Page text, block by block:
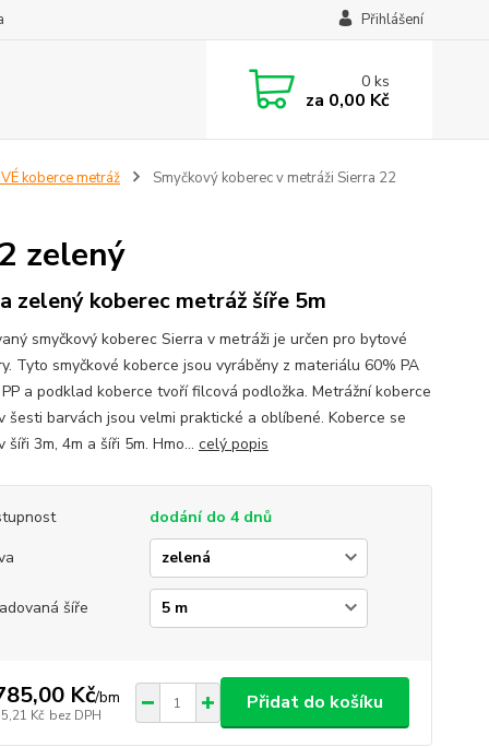
Přihlášení
0ks
za 0,00 Kč
koberce metráž Smyčkový koberec v metráži Sierra 22
zelený
zelený koberec metráž šíře 5m
smyčkový koberec Sierra v metráži je určen pro bytové
Tyto smyčkové koberce jsou vyráběny z materiálu 60% PA
a podklad koberce tvoří filcová podložka. Metrážní koberce
šesti barvách jsou velmi praktické a oblíbené. Koberce se
šíři 3m, 4m a šíři 5m. Hmo... celý popis
dodání do 4 dnů
šíře
Kč/bm
Kč bez DPH
Přidat do košíku